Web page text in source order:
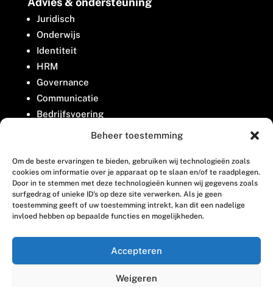
Beheer toestemming
Om de beste ervaringen te bieden, gebruiken wij technologieën zoals
cookies om informatie over je apparaat op te slaan en/of te raadplegen.
Door in te stemmen met deze technologieën kunnen wij gegevens zoals
surfgedrag of unieke ID's op deze site verwerken. Als je geen
toestemming geeft of uw toestemming intrekt, kan dit een nadelige
invloed hebben op bepaalde functies en mogelijkheden.
Accepteren
Weigeren
Juridisch
Onderwijs
Identiteit
HRM
Governance
Communicatie
Bedrijfsvoering
Belangenbehartiging
Contact
Houttuinlaan 8
3447 GM Woerden